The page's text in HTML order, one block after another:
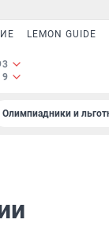
LEMON GUIDE
Олимпиадники и